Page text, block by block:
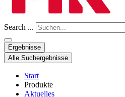
Search ...
Ergebnisse
Alle Suchergebnisse
Start
Produkte
Aktuelles